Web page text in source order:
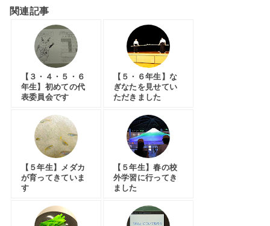
関連記事
【３・４・５・６
年生】初めての代
表委員会です
【５・６年生】な
ぎなたを見せてい
ただきました
【５年生】メダカ
が育ってきていま
す
【５年生】春の校
外学習に行ってき
ました